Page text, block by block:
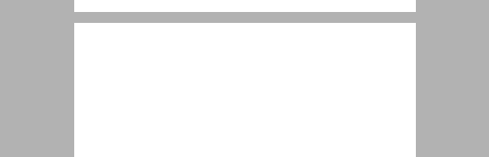
פרולוג ... 13